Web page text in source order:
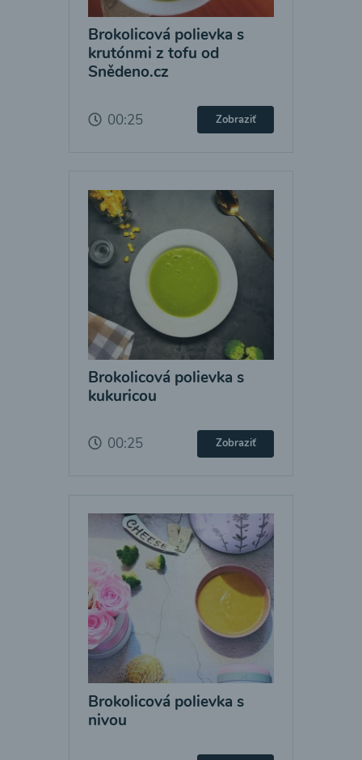
Brokolicová polievka s
krutónmi z tofu od
Snědeno.cz
00:25 Zobraziť
Brokolicová polievka s
kukuricou
00:25 Zobraziť
Brokolicová polievka s
nivou